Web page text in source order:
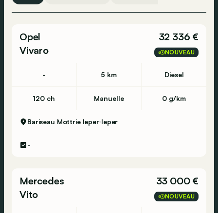
Opel
Vivaro
32 336 €
NOUVEAU
- 5 km Diesel
120 ch Manuelle 0 g/km
Bariseau Mottrie Ieper Ieper
-
Mercedes
Vito
33 000 €
NOUVEAU